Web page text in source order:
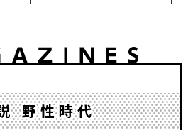
野性時代